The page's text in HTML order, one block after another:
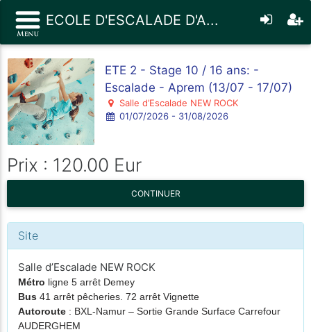
ECOLE D'ESCALADE D'A...
ETE 2 - Stage 10 / 16 ans: -
Escalade - Aprem (13/07 - 17/07)
Salle d’Escalade NEW ROCK
01/07/2026 - 31/08/2026
Prix : 120.00 Eur
CONTINUER
Site
Salle d’Escalade NEW ROCK
Métro ligne 5 arrêt Demey
Bus 41 arrêt pêcheries. 72 arrêt Vignette
Autoroute : BXL-Namur – Sortie Grande Surface Carrefour
AUDERGHEM